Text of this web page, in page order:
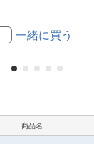
一緒に買う
商品名